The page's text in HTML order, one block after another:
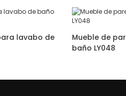
lavabo de
Mueble de
baño LY048